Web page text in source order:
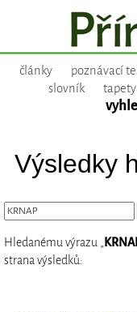
články poznávací
slovník
Výsledky
Hledanému výrazu „
strana výsledků: